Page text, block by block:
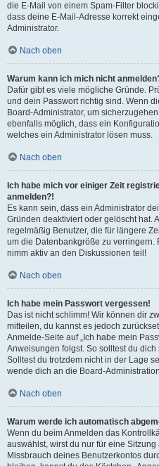
die E-Mail von einem Spam-Filter
dass deine E-Mail-Adresse korrekt
Administrator.
Nach oben
Warum kann ich mich nicht
Dafür gibt es viele mögliche Gründe.
und dein Passwort richtig sind. Wenn
Board-Administrator, um
ebenfalls möglich, dass ein
welches ein Administrator lösen muss.
Nach oben
Ich habe mich vor einiger Zeit
anmelden?!
Es kann sein, dass ein Administrator
Gründen deaktiviert oder gelöscht hat.
regelmäßig Benutzer, die für längere
um die Datenbankgröße zu verringern.
nimm aktiv an den Diskussionen teil!
Nach oben
Ich habe mein Passwort vergessen!
Das ist nicht schlimm! Wir können dir
mitteilen, du kannst es jedoch
Anmelde-Seite auf „Ich habe mein
Anweisungen folgst. So solltest du
Solltest du trotzdem nicht in der Lage
wende dich an die Board-
Nach oben
Warum werde ich automatisch
Wenn du beim Anmelden das
auswählst, wirst du nur für eine
Missbrauch deines Benutzerkontos